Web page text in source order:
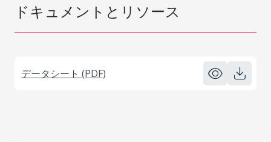
ドキュメントとリソース
データシート (PDF)